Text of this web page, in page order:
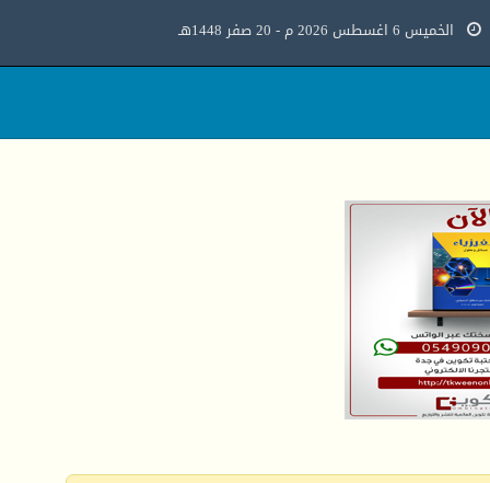
الخميس 6 اغسطس 2026 م - 20 صفر 1448هـ